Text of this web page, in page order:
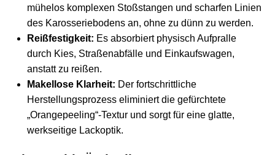
mühelos komplexen Stoßstangen und scharfen Linien
des Karosseriebodens an, ohne zu dünn zu werden.
Reißfestigkeit: Es absorbiert physisch Aufpralle
durch Kies, Straßenabfälle und Einkaufswagen,
anstatt zu reißen.
Makellose Klarheit: Der fortschrittliche
Herstellungsprozess eliminiert die gefürchtete
„Orangepeeling“-Textur und sorgt für eine glatte,
werkseitige Lackoptik.